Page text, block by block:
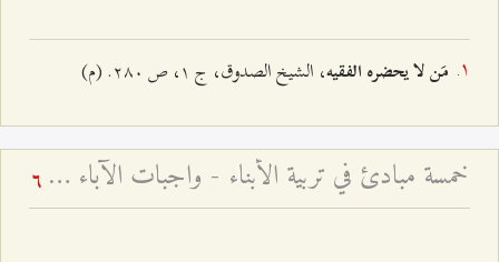
مَن لا يحضره الفقيه، الشيخ الصدوق، ج ۱، ص ٢۸۰. (م)
خمسة مبادئ في تربية الأبناء - واجبات الآباء في تربية الأطفال ۱ 6